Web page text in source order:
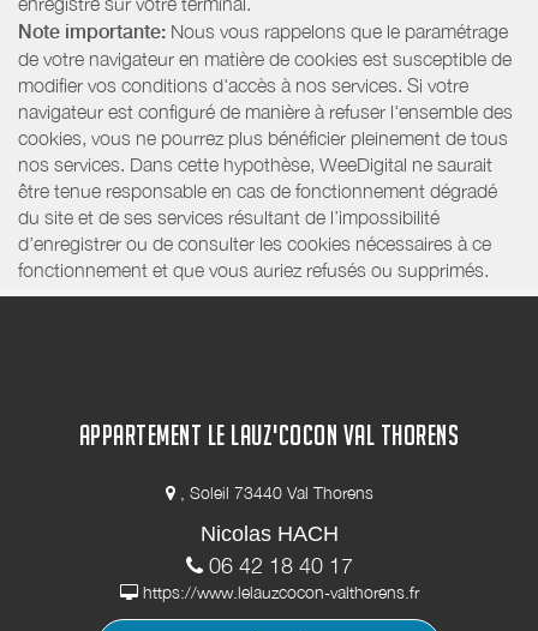
Note importante: Nous vous rappelons que le paramétrage
de votre navigateur en matière de cookies est susceptible de
modifier vos conditions d'accès à nos services. Si votre
navigateur est configuré de manière à refuser l'ensemble des
cookies, vous ne pourrez plus bénéficier pleinement de tous
nos services. Dans cette hypothèse, WeeDigital ne saurait
être tenue responsable en cas de fonctionnement dégradé
du site et de ses services résultant de l’impossibilité
d’enregistrer ou de consulter les cookies nécessaires à ce
fonctionnement et que vous auriez refusés ou supprimés.
APPARTEMENT LE LAUZ'COCON VAL THORENS
, Soleil 73440 Val Thorens
Nicolas HACH
06 42 18 40 17
https://www.lelauzcocon-valthorens.fr